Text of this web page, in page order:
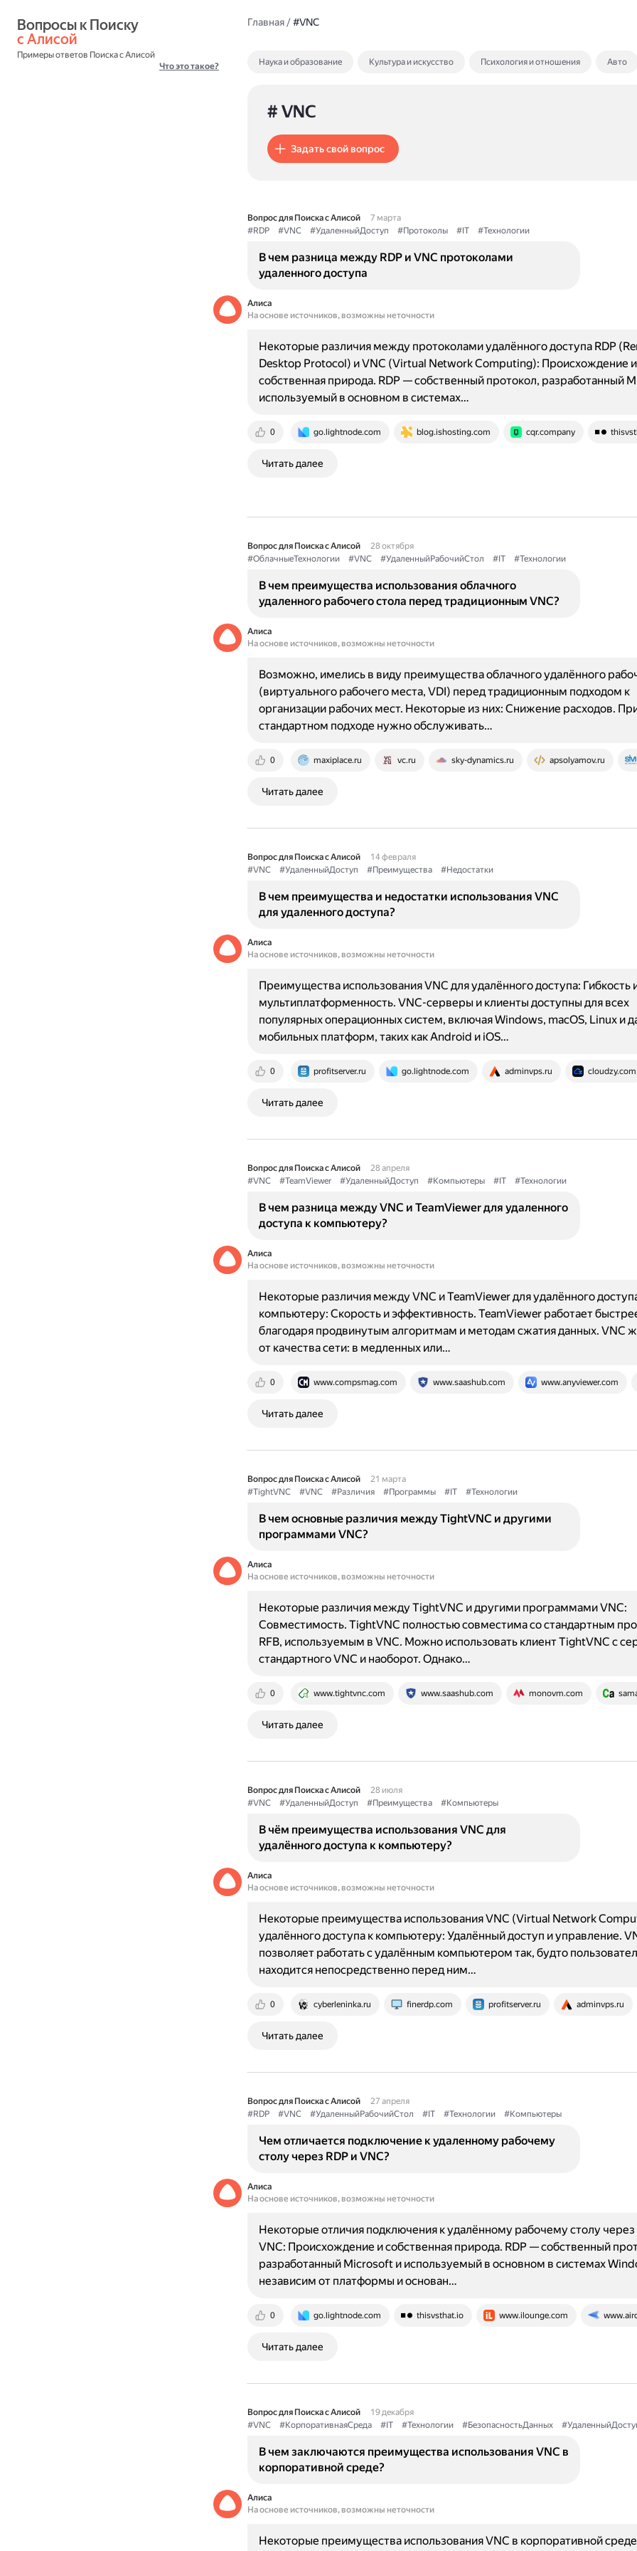
с Алисой
Примеры ответов Поиска с Алисой
Что это такое?
Главная/#VNC
Наука и образование Культура и искусство Психология и отношения Авто
# VNC
Задать свой вопрос
Вопрос для Поиска с Алисой
7 марта
#RDP
#VNC #УдаленныйДоступ #Протоколы #IT #Технологии
В чем разница между RDP и VNC протоколами
удаленного доступа
Алиса
На основе источников, возможны неточности
0 go.lightnode.com blog.ishosting.com cqr.company
Некоторые различия между протоколами удалённого доступа RDP
Desktop Protocol) и VNC (Virtual Network Computing): Происхождение и
собственная природа. RDP — собственный протокол, разработанный
используемый в основном в системах…
Читать далее
Вопрос для Поиска с Алисой
28 октября
#ОблачныеТехнологии
#VNC #УдаленныйРабочийСтол #IT #Технологии
В чем преимущества использования облачного
удаленного рабочего стола перед традиционным VNC?
Алиса
На основе источников, возможны неточности
0 maxiplace.ru vc.ru sky-dynamics.ru apsolyamov.ru
Возможно, имелись в виду преимущества облачного удалённого
(виртуального рабочего места, VDI) перед традиционным подходом к
организации рабочих мест. Некоторые из них: Снижение расходов.
стандартном подходе нужно обслуживать…
Читать далее
Вопрос для Поиска с Алисой
14 февраля
#VNC
#УдаленныйДоступ #Преимущества #Недостатки
В чем преимущества и недостатки использования VNC
для удаленного доступа?
Алиса
На основе источников, возможны неточности
0 profitserver.ru go.lightnode.com adminvps.ru cloudzy.com
Преимущества использования VNC для удалённого доступа: Гибкость
мультиплатформенность. VNC-серверы и клиенты доступны для всех
популярных операционных систем, включая Windows, macOS, Linux и
мобильных платформ, таких как Android и iOS…
Читать далее
Вопрос для Поиска с Алисой
28 апреля
#VNC
#TeamViewer #УдаленныйДоступ #Компьютеры #IT #Технологии
В чем разница между VNC и TeamViewer для удаленного
доступа к компьютеру?
Алиса
На основе источников, возможны неточности
0 www.compsmag.com www.saashub.com www.anyviewer.com
Некоторые различия между VNC и TeamViewer для удалённого
компьютеру: Скорость и эффективность. TeamViewer работает
благодаря продвинутым алгоритмам и методам сжатия данных. VNC
от качества сети: в медленных или…
Читать далее
Вопрос для Поиска с Алисой
21 марта
#TightVNC
#VNC #Различия #Программы #IT #Технологии
В чем основные различия между TightVNC и другими
программами VNC?
Алиса
На основе источников, возможны неточности
0 www.tightvnc.com www.saashub.com monovm.com
Некоторые различия между TightVNC и другими программами VNC:
Совместимость. TightVNC полностью совместима со стандартным
RFB, используемым в VNC. Можно использовать клиент TightVNC с
стандартного VNC и наоборот. Однако…
Читать далее
Вопрос для Поиска с Алисой
28 июля
#VNC
#УдаленныйДоступ #Преимущества #Компьютеры
В чём преимущества использования VNC для
удалённого доступа к компьютеру?
Алиса
На основе источников, возможны неточности
0 cyberleninka.ru finerdp.com profitserver.ru adminvps.ru
Некоторые преимущества использования VNC (Virtual Network
удалённого доступа к компьютеру: Удалённый доступ и управление.
позволяет работать с удалённым компьютером так, будто
находится непосредственно перед ним…
Читать далее
Вопрос для Поиска с Алисой
27 апреля
#RDP
#VNC #УдаленныйРабочийСтол #IT #Технологии #Компьютеры
Чем отличается подключение к удаленному рабочему
столу через RDP и VNC?
Алиса
На основе источников, возможны неточности
0 go.lightnode.com thisvsthat.io www.ilounge.com
Некоторые отличия подключения к удалённому рабочему столу через
VNC: Происхождение и собственная природа. RDP — собственный
разработанный Microsoft и используемый в основном в системах
независим от платформы и основан…
Читать далее
Вопрос для Поиска с Алисой
19 декабря
#VNC
#КорпоративнаяСреда #IT #Технологии #БезопасностьДанных
В чем заключаются преимущества использования VNC в
корпоративной среде?
Алиса
На основе источников, возможны неточности
Некоторые преимущества использования VNC в корпоративной